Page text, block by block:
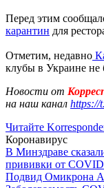
Перед этим
карантин для
Отметим, недавно
клубы в Украине не
Новости от
на наш канал https://
Читайте
Коронавирус
В Минздраве
прививки от
Подвид Омикрона